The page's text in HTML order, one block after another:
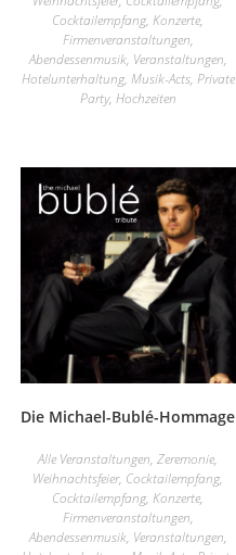
Cocktailempfang,Konzerte,
Firmenveranstaltungen,
Abendessenmusik, Veranstaltungen,
Hotelunterhaltung, Musik-Acts, Private
Party, Hochzeiten
Die Michael-Bublé-Hommage
Alle Veranstaltungen,Zeremonie,
Weihnachtsfeier, Cocktailempfang,
Cocktailempfang,Konzerte,
Firmenveranstaltungen,
Abendessenmusik, Veranstaltungen,